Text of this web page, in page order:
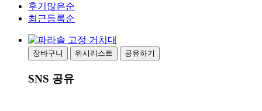
후기많은순
최근등록순
장바구니 위시리스트 공유하기
SNS 공유